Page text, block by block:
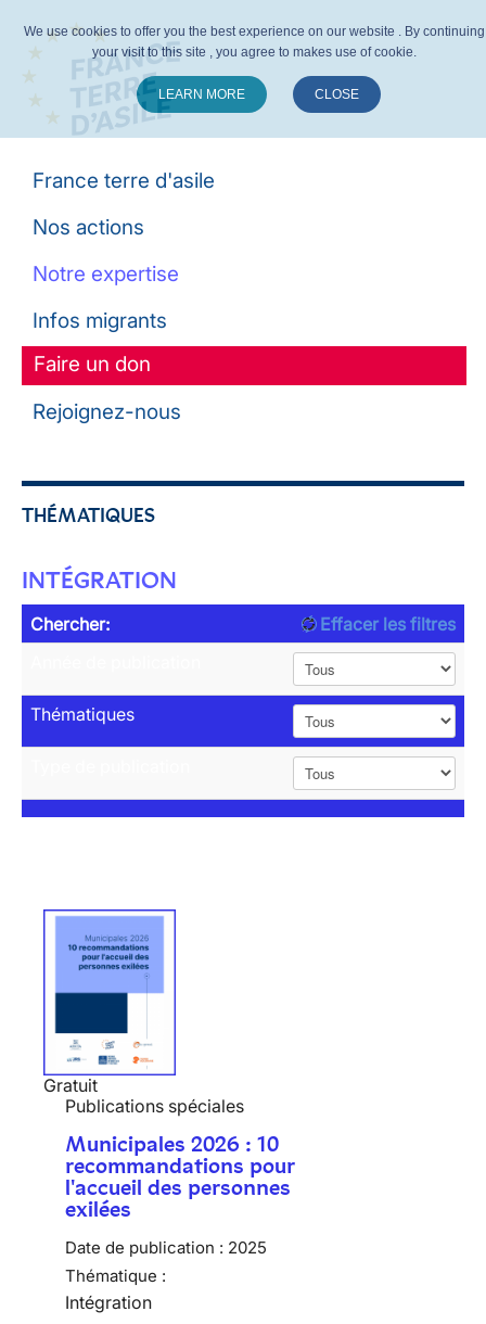
France terre d'asile
Nos actions
Notre expertise
Infos migrants
Faire un don
Rejoignez-nous
THÉMATIQUES
INTÉGRATION
Chercher:
Effacer les filtres
Thématiques
Gratuit
Publications spéciales
Municipales 2026 : 10
recommandations pour
l'accueil des personnes
exilées
Date de publication : 2025
Thématique :
Intégration
We use cookies to offer you the best experience on our website . By continuing
your visit to this site , you agree to makes use of cookie.
LEARN MORE CLOSE